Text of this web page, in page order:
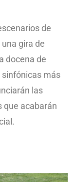
de
gira de
docena de
sinfónicas más
las
que acabarán